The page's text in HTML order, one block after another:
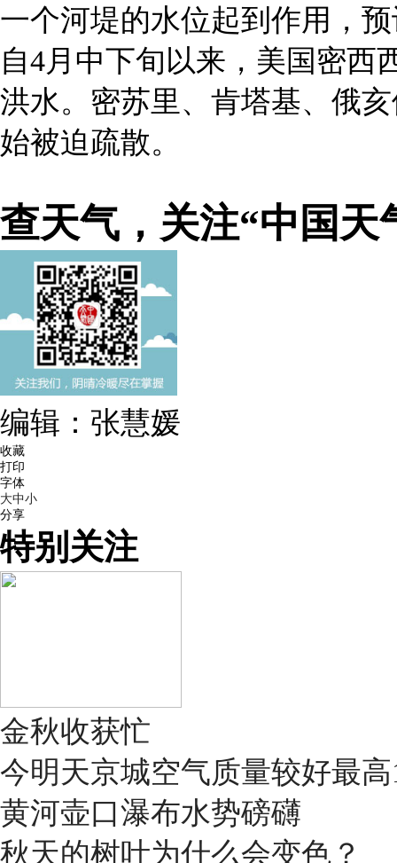
一个河堤的水位起到作用，
自4月中下旬以来，美国密西
洪水。密苏里、肯塔基、俄
始被迫疏散。
查天气，关注“中国天
编辑：张慧媛
收藏
打印
字体
大中小
分享
特别关注
金秋收获忙
今明天京城空气质量较好最
黄河壶口瀑布水势磅礴
秋天的树叶为什么会变色？